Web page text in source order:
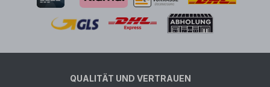
QUALITÄT UND VERTRAUEN